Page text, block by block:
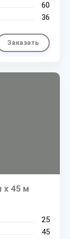
60
36
Заказать
х 45 м
25
45